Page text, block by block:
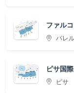
ファル
パレ
ピサ国
ピサ